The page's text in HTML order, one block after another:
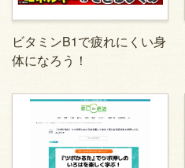
ビタミンB1で疲れにくい身
体になろう！